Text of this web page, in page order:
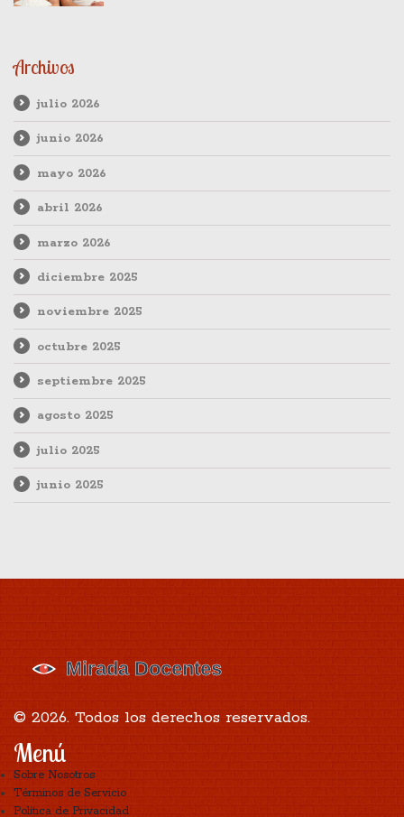
Archivos
julio 2026
junio 2026
mayo 2026
abril 2026
marzo 2026
diciembre 2025
noviembre 2025
octubre 2025
septiembre 2025
agosto 2025
julio 2025
junio 2025
© 2026. Todos los derechos reservados.
Menú
Sobre Nosotros
Términos de Servicio
Política de Privacidad